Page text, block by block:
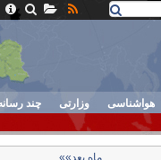
هواشناسی وزارتی چند
ماه بعد»»